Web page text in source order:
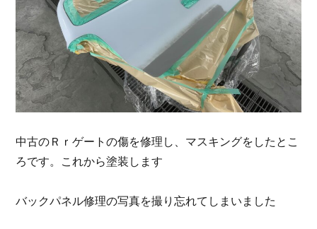
中古のＲｒゲートの傷を修理し、マスキングをしたとこ
ろです。これから塗装します
バックパネル修理の写真を撮り忘れてしまいました